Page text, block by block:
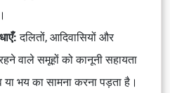
दलितों, आदिवासियों और
वाले समूहों को कानूनी सहायता
या भय का सामना करना पड़ता है।